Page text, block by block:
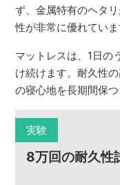
ず、金属特有のヘタ
性が非常に優れていま
マットレスは、1日の
け続けます。耐久性
の寝心地を長期間保
実験
8万回の耐久性